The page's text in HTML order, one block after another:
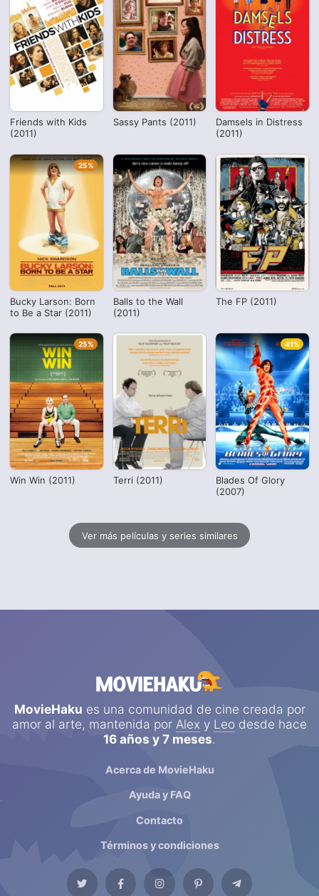
Friends with Kids
(2011)
Sassy Pants (2011)
Damsels in Distress
(2011)
Bucky Larson: Born
to Be a Star (2011)
25%
Balls to the Wall
(2011)
The FP (2011)
Win Win (2011)
25%
Terri (2011)
Blades Of Glory
(2007)
41%
Ver más películas y series similares
MovieHaku es una comunidad de cine creada por
amor al arte, mantenida por Alex y Leo desde hace
16 años y 7 meses.
Acerca de MovieHaku
Ayuda y FAQ
Contacto
Términos y condiciones